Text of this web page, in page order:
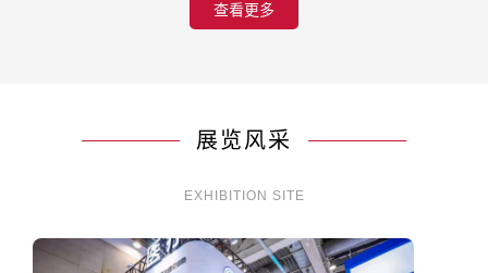
查看更多
展览风采
EXHIBITION SITE